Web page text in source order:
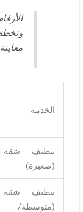
الخدمة
تنظيف شقة
(صغيرة)
تنظيف شقة
(متوسطة/